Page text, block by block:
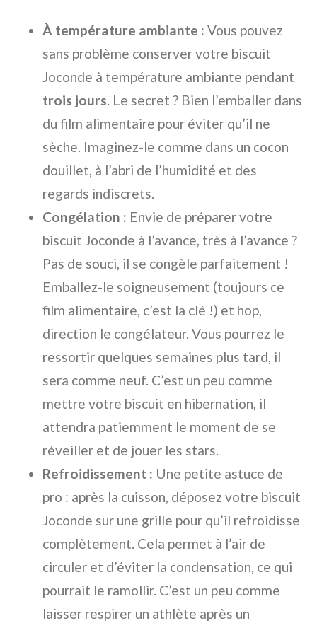
À température ambiante : Vous pouvez
sans problème conserver votre biscuit
Joconde à température ambiante pendant
trois jours. Le secret ? Bien l’emballer dans
du film alimentaire pour éviter qu’il ne
sèche. Imaginez-le comme dans un cocon
douillet, à l’abri de l’humidité et des
regards indiscrets.
Congélation : Envie de préparer votre
biscuit Joconde à l’avance, très à l’avance ?
Pas de souci, il se congèle parfaitement !
Emballez-le soigneusement (toujours ce
film alimentaire, c’est la clé !) et hop,
direction le congélateur. Vous pourrez le
ressortir quelques semaines plus tard, il
sera comme neuf. C’est un peu comme
mettre votre biscuit en hibernation, il
attendra patiemment le moment de se
réveiller et de jouer les stars.
Refroidissement : Une petite astuce de
pro : après la cuisson, déposez votre biscuit
Joconde sur une grille pour qu’il refroidisse
complètement. Cela permet à l’air de
circuler et d’éviter la condensation, ce qui
pourrait le ramollir. C’est un peu comme
laisser respirer un athlète après un